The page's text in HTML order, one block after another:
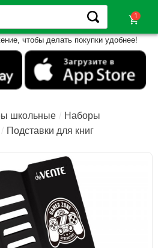
shopping_cart
чтобы делать покупки удобнее!
школьные
Наборы
Подставки для книг